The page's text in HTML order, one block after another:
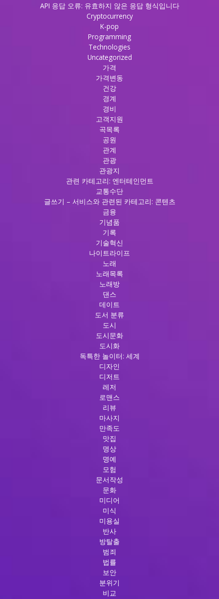
API 응답 오류: 유효하지 않은 응답 형식입니다
Cryptocurrency
K-pop
Programming
Technologies
Uncategorized
가격
가격변동
건강
경계
경비
고객지원
곡목록
공원
관계
관광
관광지
관련 카테고리: 엔터테인먼트
교통수단
글쓰기 – 서비스와 관련된 카테고리: 콘텐츠
금융
기념품
기록
기술혁신
나이트라이프
노래
노래목록
노래방
댄스
데이트
도서 분류
도시
도시문화
도시화
독특한 놀이터: 세계
디자인
디저트
레저
로맨스
리뷰
마사지
만족도
맛집
명상
명예
모험
문서작성
문화
미디어
미식
미용실
반사
방탈출
범죄
법률
보안
분위기
비교